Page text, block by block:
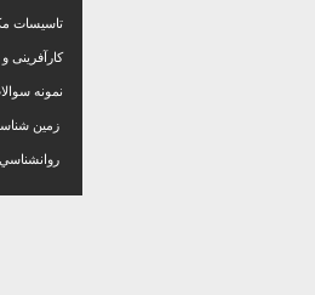
تاسیسات
کارآفرینی
نمونه
زمین